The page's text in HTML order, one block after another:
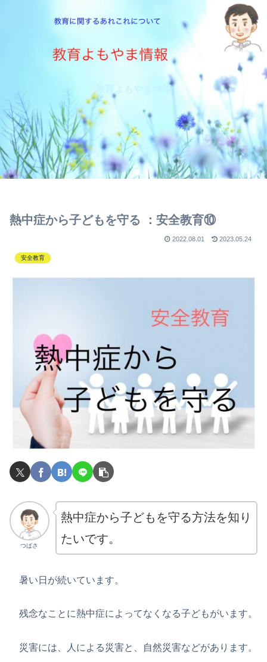
教育よもやま情報
熱中症から子どもを守る ：安全教育⑩
2022.08.01 2023.05.24
安全教育
つばさ
熱中症から子どもを守る方法を知り
たいです。
暑い日が続いています。
残念なことに熱中症によってなくなる子どもがいます。
災害には、人による災害と、自然災害などがあります。